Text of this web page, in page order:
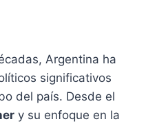
Argentina ha
significativos
del país. Desde el
y su enfoque en la